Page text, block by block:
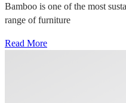
Bamboo is one of the most
range of furniture
Read More